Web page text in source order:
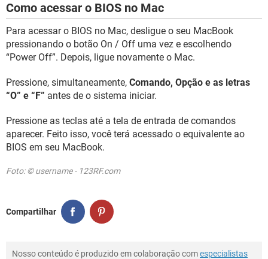
Como acessar o BIOS no Mac
Para acessar o BIOS no Mac, desligue o seu MacBook
pressionando o botão On / Off uma vez e escolhendo
“Power Off”. Depois, ligue novamente o Mac.
Pressione, simultaneamente, Comando, Opção e as letras
“O” e “F” antes de o sistema iniciar.
Pressione as teclas até a tela de entrada de comandos
aparecer. Feito isso, você terá acessado o equivalente ao
BIOS em seu MacBook.
Foto: © username - 123RF.com
Compartilhar
Nosso conteúdo é produzido em colaboração comespecialistas